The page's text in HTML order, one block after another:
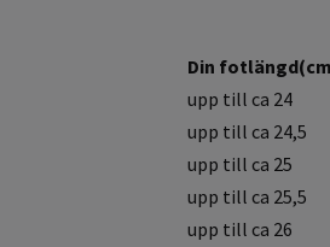
Din
upp till ca 24
upp till ca 24,5
upp till ca 25
upp till ca 25,5
upp till ca 26